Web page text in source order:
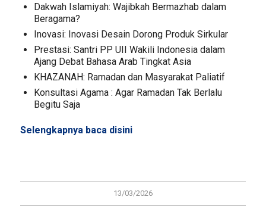
Dakwah Islamiyah: Wajibkah Bermazhab dalam
Beragama?
Inovasi: Inovasi Desain Dorong Produk Sirkular
Prestasi: Santri PP UII Wakili Indonesia dalam
Ajang Debat Bahasa Arab Tingkat Asia
KHAZANAH: Ramadan dan Masyarakat Paliatif
Konsultasi Agama : Agar Ramadan Tak Berlalu
Begitu Saja
Selengkapnya baca disini
13/03/2026